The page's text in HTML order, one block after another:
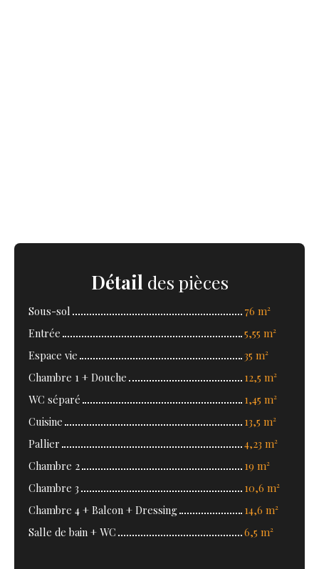
Détail des pièces
Sous-sol
76 m²
Entrée
5,55 m²
Espace vie
35 m²
Chambre 1 + Douche
12,5 m²
WC séparé
1,45 m²
Cuisine
13,5 m²
Pallier
4,23 m²
Chambre 2
19 m²
Chambre 3
10,6 m²
Chambre 4 + Balcon + Dressing
14,6 m²
Salle de bain + WC
6,5 m²